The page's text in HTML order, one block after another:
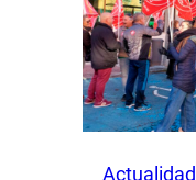
Actualidad